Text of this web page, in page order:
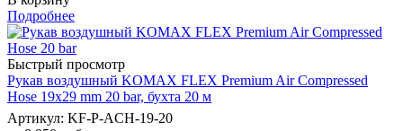
Подробнее
Быстрый просмотр
Рукав воздушный KOMAX FLEX Premium Air Compressed
Hose 19x29 mm 20 bar, бухта 20 м
Артикул: KF-P-ACH-19-20